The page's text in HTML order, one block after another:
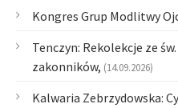
Kongres Grup Modlitwy
Tenczyn: Rekolekcje ze
zakonników, (14.09.2026)
Kalwaria Zebrzydowska: